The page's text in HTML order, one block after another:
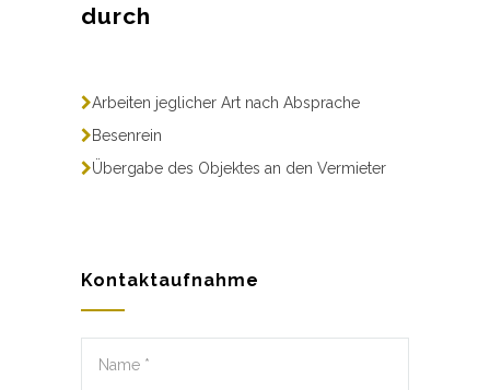
durch
Arbeiten jeglicher Art nach Absprache
Besenrein
Übergabe des Objektes an den Vermieter
Kontaktaufnahme